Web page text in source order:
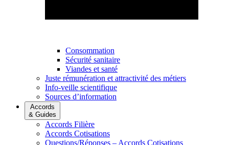
Consommation
Sécurité sanitaire
Viandes et santé
Juste rémunération et attractivité des métiers
Info-veille scientifique
Sources d’information
Accords
& Guides
Accords Filière
Accords Cotisations
Questions/Réponses – Accords Cotisations